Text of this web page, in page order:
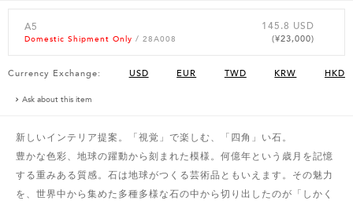
A5
Domestic Shipment Only / 28A008
145.8 USD
(¥23,000)
Currency Exchange: USD EUR TWD KRW HKD
Ask about this item
新しいインテリア提案。「視覚」で楽しむ、「四角」い石。
豊かな色彩、地球の躍動から刻まれた模様。何億年という歳月を記憶
する重みある質感。石は地球がつくる芸術品ともいえます。その魅力
を、世界中から集めた多種多様な石の中から切り出したのが「しかく